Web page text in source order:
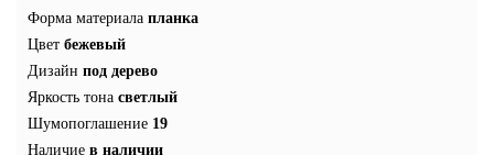
Форма материала планка
Цвет бежевый
Дизайн под дерево
Яркость тона светлый
Шумопоглашение 19
Наличие в наличии